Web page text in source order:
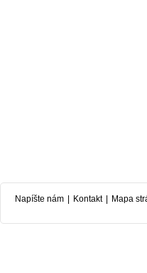
Napíšte nám Kontakt Mapa